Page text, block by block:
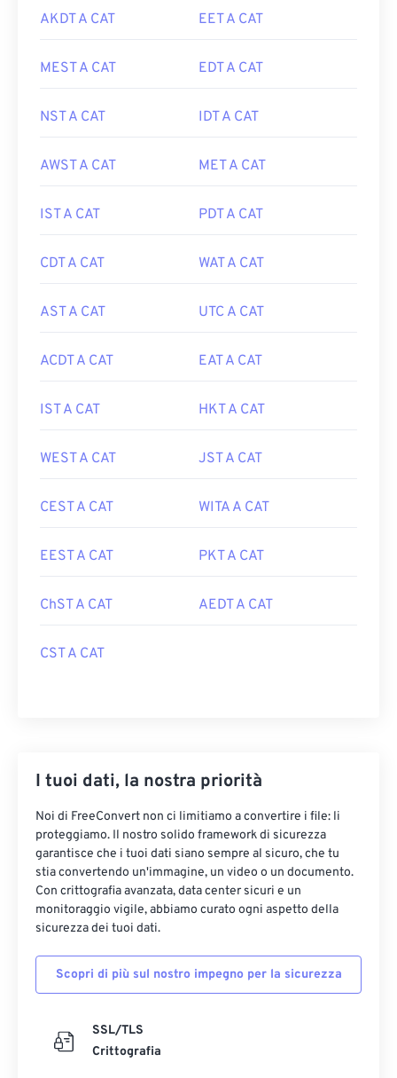
AKDT A CAT EET A CAT
MEST A CAT EDT A CAT
NST A CAT IDT A CAT
AWST A CAT MET A CAT
IST A CAT PDT A CAT
CDT A CAT WAT A CAT
AST A CAT UTC A CAT
ACDT A CAT EAT A CAT
IST A CAT HKT A CAT
WEST A CAT JST A CAT
CEST A CAT WITA A CAT
EEST A CAT PKT A CAT
ChST A CAT AEDT A CAT
CST A CAT
I tuoi dati, la nostra priorità
Noi di FreeConvert non ci limitiamo a convertire i file: li
proteggiamo. Il nostro solido framework di sicurezza
garantisce che i tuoi dati siano sempre al sicuro, che tu
stia convertendo un'immagine, un video o un documento.
Con crittografia avanzata, data center sicuri e un
monitoraggio vigile, abbiamo curato ogni aspetto della
sicurezza dei tuoi dati.
Scopri di più sul nostro impegno per la sicurezza
SSL/TLS
Crittografia